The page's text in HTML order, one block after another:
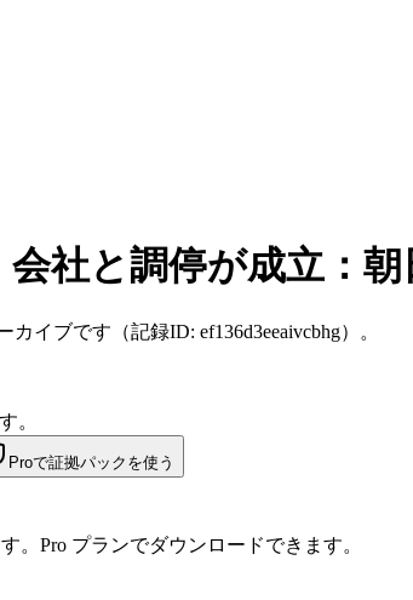
社と調停が成立：朝
イブです（記録ID: ef136d3eeaivcbhg）。
。
Proで証拠パックを使う
Pro プランでダウンロードできます。